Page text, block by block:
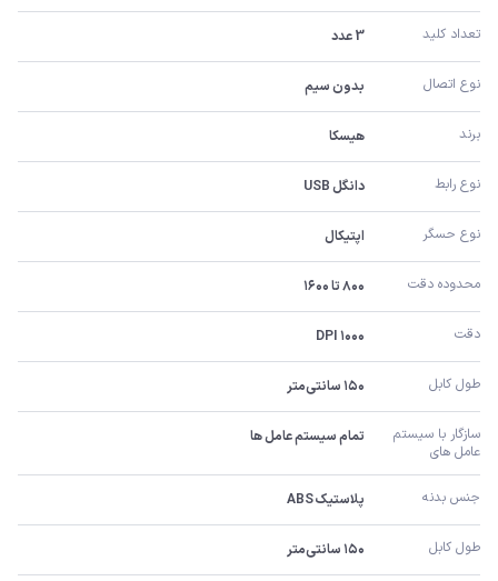
تعداد کلید 3 عدد
نوع اتصال بدون سیم
برند هیسکا
نوع رابط دانگل USB
نوع حسگر اپتیکال
محدوده دقت ۸۰۰ تا ۱۶۰۰
دقت ۱۰۰۰ DPI
طول کابل ۱۵۰ سانتی‌متر
عامل های
تمام سیستم عامل ها
جنس بدنه پلاستیک ABS
طول کابل ۱۵۰ سانتی‌متر